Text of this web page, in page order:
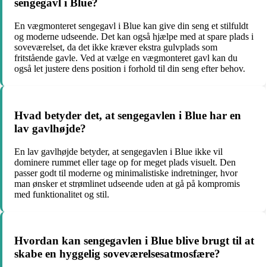
sengegavl i Blue?
En vægmonteret sengegavl i Blue kan give din seng et stilfuldt
og moderne udseende. Det kan også hjælpe med at spare plads i
soveværelset, da det ikke kræver ekstra gulvplads som
fritstående gavle. Ved at vælge en vægmonteret gavl kan du
også let justere dens position i forhold til din seng efter behov.
Hvad betyder det, at sengegavlen i Blue har en
lav gavlhøjde?
En lav gavlhøjde betyder, at sengegavlen i Blue ikke vil
dominere rummet eller tage op for meget plads visuelt. Den
passer godt til moderne og minimalistiske indretninger, hvor
man ønsker et strømlinet udseende uden at gå på kompromis
med funktionalitet og stil.
Hvordan kan sengegavlen i Blue blive brugt til at
skabe en hyggelig soveværelsesatmosfære?